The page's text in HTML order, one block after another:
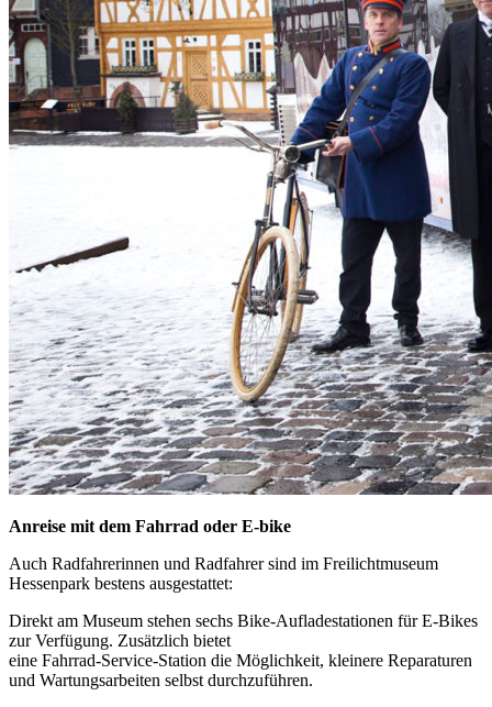
Anreise mit dem Fahrrad oder E-bike
Auch Radfahrerinnen und Radfahrer sind im Freilichtmuseum
Hessenpark bestens ausgestattet:
Direkt am Museum stehen sechs Bike-Aufladestationen für E-Bikes
zur Verfügung. Zusätzlich bietet
eine Fahrrad-Service-Station die Möglichkeit, kleinere Reparaturen
und Wartungsarbeiten selbst durchzuführen.